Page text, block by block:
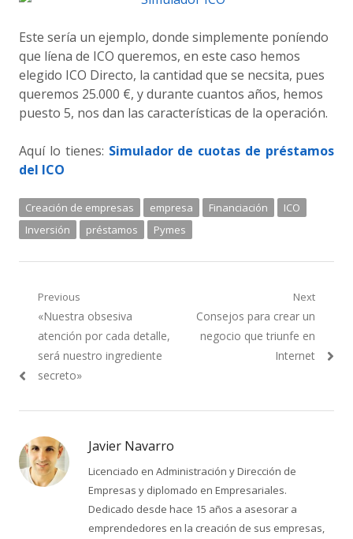
Este sería un ejemplo, donde simplemente poníendo
que líena de ICO queremos, en este caso hemos
elegido ICO Directo, la cantidad que se necsita, pues
queremos 25.000 €, y durante cuantos años, hemos
puesto 5, nos dan las características de la operación.
Aquí lo tienes: Simulador de cuotas de préstamos
del ICO
Creación de empresas empresa Financiación
ICO
Inversión
préstamos Pymes
Navegación
entradas
Previous
Previous
post:
«Nuestra obsesiva
atención por cada detalle,
será nuestro ingrediente
secreto»
Next
Next
post:
Consejos para crear un
negocio que triunfe en
Internet
Javier Navarro
Licenciado en Administración y Dirección de
Empresas y diplomado en Empresariales.
Dedicado desde hace 15 años a asesorar a
emprendedores en la creación de sus empresas,